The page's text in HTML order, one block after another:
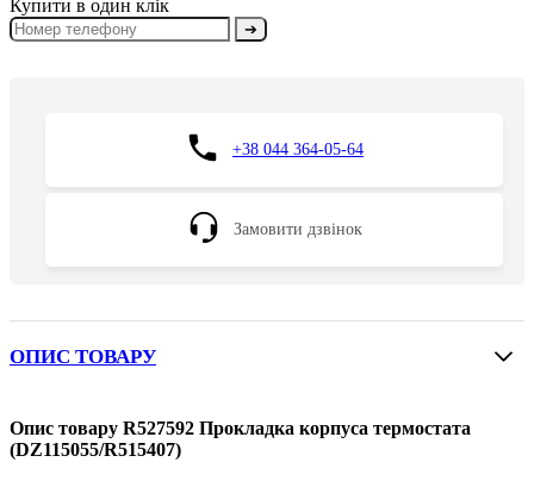
Купити в один клік
➔
+38 044 364-05-64
Замовити дзвінок
ОПИС ТОВАРУ
Опис товару R527592 Прокладка корпуса термостата
(DZ115055/R515407)